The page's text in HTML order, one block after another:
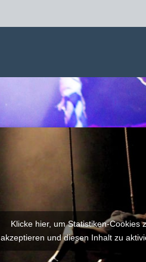
Klicke hier, um Statistiken-Cookies
akzeptieren und diesen Inhalt zu